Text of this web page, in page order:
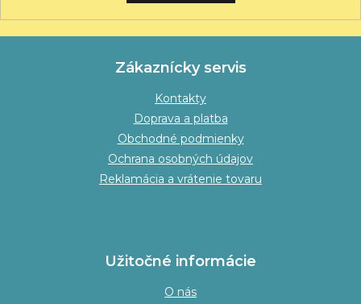
Zákaznícky servis
Kontakty
Doprava a platba
Obchodné podmienky
Ochrana osobných údajov
Reklamácia a vrátenie tovaru
Užitočné informácie
O nás